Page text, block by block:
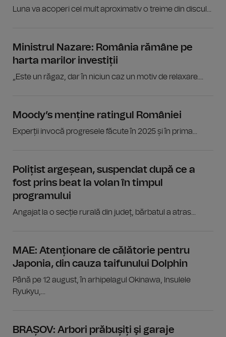
Luna va acoperi cel mult aproximativ o treime din discul...
Ministrul Nazare: România rămâne pe
harta marilor investiții
„Este un răgaz, dar în niciun caz un motiv de relaxare....
Moody’s menține ratingul României
Experții invocă progresele făcute în 2025 și în prima...
Polițist argeșean, suspendat după ce a
fost prins beat la volan în timpul
programului
Angajat la o secție rurală din județ, bărbatul a atras...
MAE: Atenționare de călătorie pentru
Japonia, din cauza taifunului Dolphin
Până pe 12 august, în arhipelagul Okinawa, Insulele
Ryukyu,...
BRAȘOV: Arbori prăbușiți şi garaje